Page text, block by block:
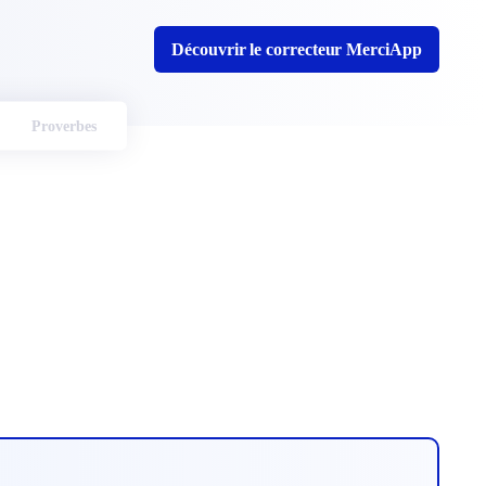
Découvrir le correcteur MerciApp
Proverbes